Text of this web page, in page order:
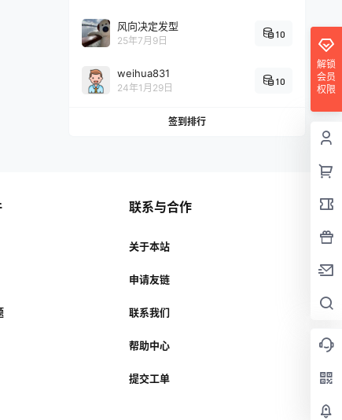
风向决定发型
25年7月9日
10
weihua831
24年1月29日
10
签到排行
解锁
会员
权限
联系与合作
关于本站
申请友链
联系我们
帮助中心
提交工单